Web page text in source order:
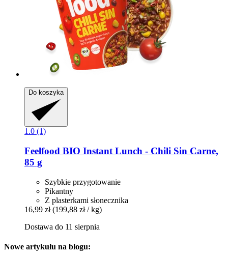
Do koszyka
1.0 (1)
Feelfood BIO Instant Lunch -​ Chili Sin Carne,
85 g
Szybkie przygotowanie
Pikantny
Z plasterkami słonecznika
16,99 zł (199,88 zł / kg)
Dostawa do 11 sierpnia
Nowe artykułu na blogu: